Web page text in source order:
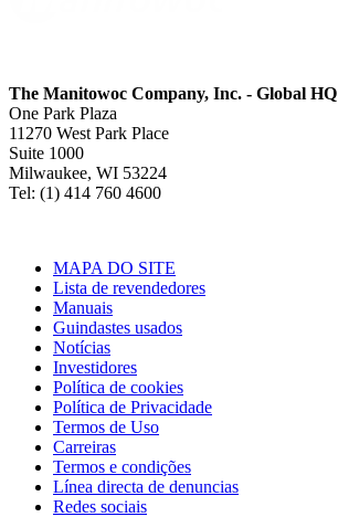
The Manitowoc Company, Inc. - Global HQ
One Park Plaza
11270 West Park Place
Suite 1000
Milwaukee, WI 53224
Tel: (1) 414 760 4600
MAPA DO SITE
Lista de revendedores
Manuais
Guindastes usados
Notícias
Investidores
Política de cookies
Política de Privacidade
Termos de Uso
Carreiras
Termos e condições
Línea directa de denuncias
Redes sociais